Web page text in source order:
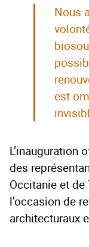
Nous
est
L’inauguration
des
Occitanie et
l’occasion de
architecturaux